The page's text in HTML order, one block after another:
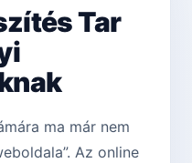
Tar
ma már nem
Az online